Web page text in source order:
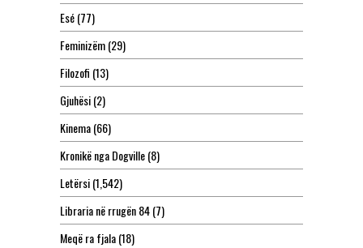
Esé(77)
Feminizëm(29)
Filozofi (13)
Gjuhësi(2)
Kinema(66)
Kronikë nga Dogville(8)
Letërsi(1,542)
Libraria në rrugën 84(7)
Meqë ra fjala(18)